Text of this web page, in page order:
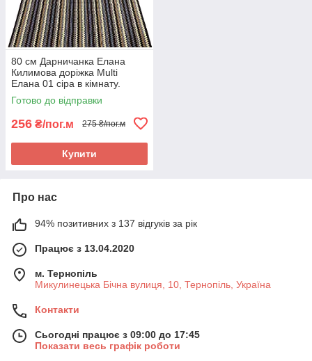
80 см Дарничанка Елана
Килимова доріжка Multi
Елана 01 сіра в кімнату.
Якісна килимова доріжка
Готово до відправки
256 ₴/пог.м 275 ₴/пог.м
Купити
Про нас
94% позитивних з 137 відгуків за рік
Працює з 13.04.2020
м. Тернопіль
Микулинецька Бічна вулиця, 10, Тернопіль, Україна
Контакти
Сьогодні працює з 09:00 до 17:45
Показати весь графік роботи